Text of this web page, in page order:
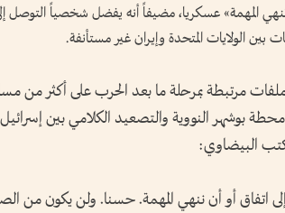
المهمة» عسكريا، مضيفاً أنه يفضل شخصياً التوصل
بين الولايات المتحدة وإيران غير مستأنفة.
مرتبطة بمرحلة ما بعد الحرب على أكثر من
بوشهر النووية والتصعيد الكلامي بين
البيضاوي:
⁠اتفاق أو أن ننهي المهمة. حسنا. ولن يكون من